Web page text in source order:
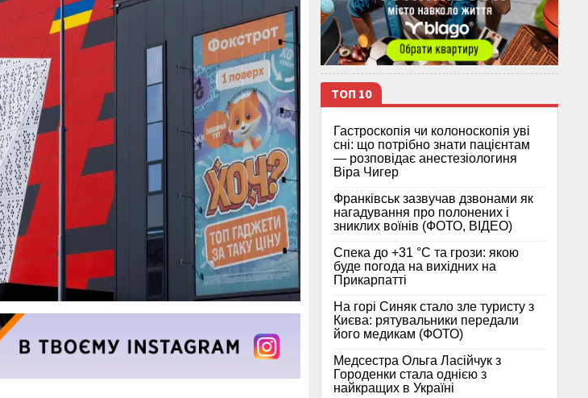
ТОП 10
Гастроскопія чи колоноскопія уві
сні: що потрібно знати пацієнтам
— розповідає анестезіологиня
Віра Чигер
Франківськ зазвучав дзвонами як
нагадування про полонених і
зниклих воїнів (ФОТО, ВІДЕО)
Спека до +31 °C та грози: якою
буде погода на вихідних на
Прикарпатті
На горі Синяк стало зле туристу з
Києва: рятувальники передали
його медикам (ФОТО)
Медсестра Ольга Ласійчук з
Городенки стала однією з
найкращих в Україні